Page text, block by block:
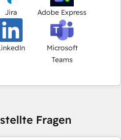
Jira Adobe Express
Microsoft
Teams
Fragen